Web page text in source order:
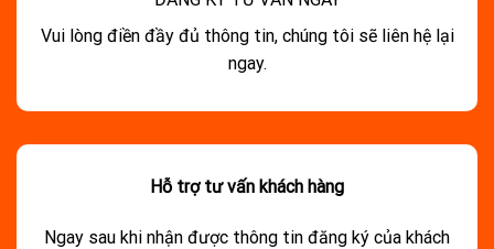
Vui lòng điền đầy đủ thông tin, chúng tôi sẽ liên hệ lại
ngay.
Hỗ trợ tư vấn khách hàng
Ngay sau khi nhận được thông tin đăng ký của khách